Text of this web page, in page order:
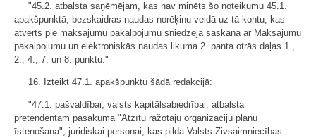
"45.2. atbalsta saņēmējam, kas nav minēts šo noteikumu 45.1.
apakšpunktā, bezskaidras naudas norēķinu veidā uz tā kontu, kas
atvērts pie maksājumu pakalpojumu sniedzēja saskaņā ar Maksājumu
pakalpojumu un elektroniskās naudas likuma 2. panta otrās daļas 1.,
2., 4., 7. un 8. punktu."
16. Izteikt 47.1. apakšpunktu šādā redakcijā:
"47.1. pašvaldībai, valsts kapitālsabiedrībai, atbalsta
pretendentam pasākumā "Atzītu ražotāju organizāciju plānu
īstenošana", juridiskai personai, kas pilda Valsts Zivsaimniecības